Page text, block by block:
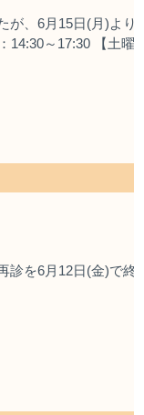
、6月15日(月)より通
～17:30 【土曜】
を6月12日(金)で終了